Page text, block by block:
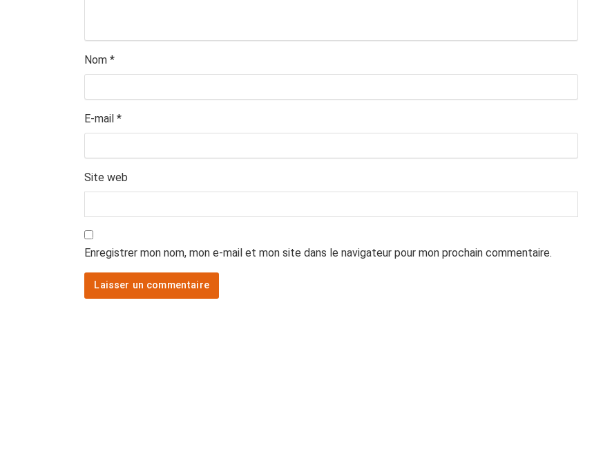
Nom *
E-mail *
Site web
Enregistrer mon nom, mon e-mail et mon site dans le navigateur pour mon prochain commentaire.